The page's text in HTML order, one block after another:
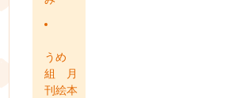
うめ
組 月
刊絵本